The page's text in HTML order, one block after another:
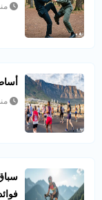
منذ 6
منذ 6